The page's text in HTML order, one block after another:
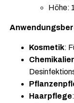
Höhe:
Kosmetik:
Haarpflege